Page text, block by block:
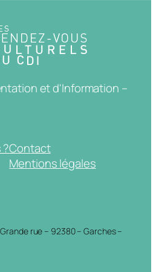
et d'Information –
?Contact
Mentions légales
rue – 92380 – Garches –